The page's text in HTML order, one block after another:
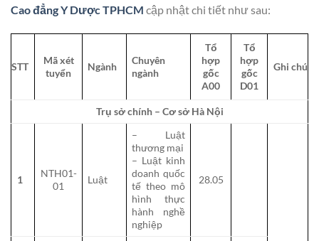
Cao đẳng Y Dược TPHCM cập nhật chi tiết như sau:
STT
Mã xét
tuyển
Ngành
Chuyên
ngành
Tổ
hợp
gốc
A00
Tổ
hợp
gốc
D01
Ghi chú
Trụ sở chính – Cơ sở Hà Nội
1
NTH01-
01
Luật
– Luật
thương mại
– Luật kinh
doanh quốc
tế theo mô
hình thực
hành nghề
nghiệp
28.05